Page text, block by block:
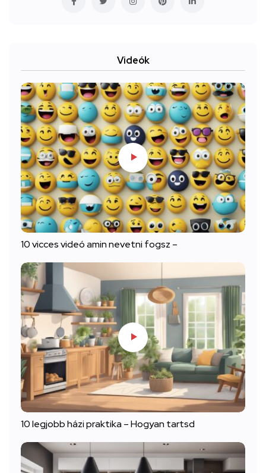
Videók
10 vicces videó amin nevetni fogsz –
10 legjobb házi praktika – Hogyan tartsd